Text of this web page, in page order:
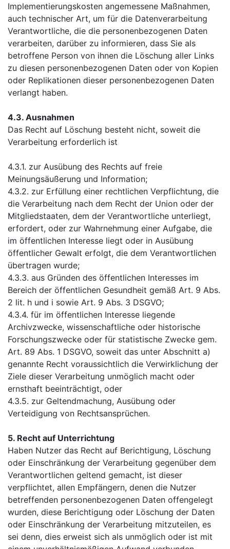
Implementierungskosten angemessene Maßnahmen,
auch technischer Art, um für die Datenverarbeitung
Verantwortliche, die die personenbezogenen Daten
verarbeiten, darüber zu informieren, dass Sie als
betroffene Person von ihnen die Löschung aller Links
zu diesen personenbezogenen Daten oder von Kopien
oder Replikationen dieser personenbezogenen Daten
verlangt haben.
4.3. Ausnahmen
Das Recht auf Löschung besteht nicht, soweit die
Verarbeitung erforderlich ist
4.3.1. zur Ausübung des Rechts auf freie
Meinungsäußerung und Information;
4.3.2. zur Erfüllung einer rechtlichen Verpflichtung, die
die Verarbeitung nach dem Recht der Union oder der
Mitgliedstaaten, dem der Verantwortliche unterliegt,
erfordert, oder zur Wahrnehmung einer Aufgabe, die
im öffentlichen Interesse liegt oder in Ausübung
öffentlicher Gewalt erfolgt, die dem Verantwortlichen
übertragen wurde;
4.3.3. aus Gründen des öffentlichen Interesses im
Bereich der öffentlichen Gesundheit gemäß Art. 9 Abs.
2 lit. h und i sowie Art. 9 Abs. 3 DSGVO;
4.3.4. für im öffentlichen Interesse liegende
Archivzwecke, wissenschaftliche oder historische
Forschungszwecke oder für statistische Zwecke gem.
Art. 89 Abs. 1 DSGVO, soweit das unter Abschnitt a)
genannte Recht voraussichtlich die Verwirklichung der
Ziele dieser Verarbeitung unmöglich macht oder
ernsthaft beeinträchtigt, oder
4.3.5. zur Geltendmachung, Ausübung oder
Verteidigung von Rechtsansprüchen.
5. Recht auf Unterrichtung
Haben Nutzer das Recht auf Berichtigung, Löschung
oder Einschränkung der Verarbeitung gegenüber dem
Verantwortlichen geltend gemacht, ist dieser
verpflichtet, allen Empfängern, denen die Nutzer
betreffenden personenbezogenen Daten offengelegt
wurden, diese Berichtigung oder Löschung der Daten
oder Einschränkung der Verarbeitung mitzuteilen, es
sei denn, dies erweist sich als unmöglich oder ist mit